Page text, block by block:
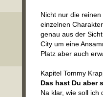
Nicht nur die
einzelnen
genau aus der
City um eine
Platz aber auch
Kapitel Tommy
Das hast Du aber
Na klar, wie soll ich